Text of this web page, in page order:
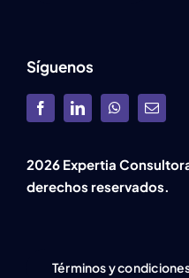
Síguenos
2026 Expertia
derechos reservados.
Términos y